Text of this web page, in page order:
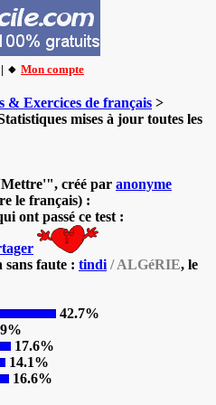
| 🔸 Mon compte
& Exercices de français >
mises à jour toutes les
créé par anonyme
le français) :
ont passé ce test :
faute : tindi / ALGéRIE, le
42.7%
9%
17.6%
14.1%
16.6%